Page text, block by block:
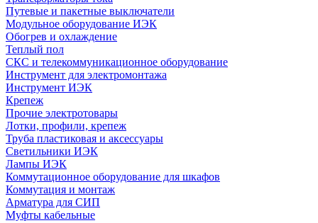
Путевые и пакетные выключатели
Модульное оборудование ИЭК
Обогрев и охлаждение
Теплый пол
СКС и телекоммуникационное оборудование
Инструмент для электромонтажа
Инструмент ИЭК
Крепеж
Прочие электротовары
Лотки, профили, крепеж
Труба пластиковая и аксессуары
Светильники ИЭК
Лампы ИЭК
Коммутационное оборудование для шкафов
Коммутация и монтаж
Арматура для СИП
Муфты кабельные